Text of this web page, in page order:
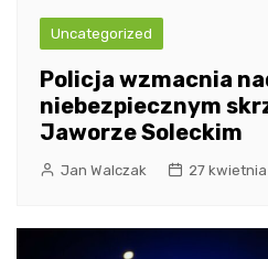
Uncategorized
Policja wzmacnia
niebezpiecznym
Jaworze Soleckim
Jan Walczak 27